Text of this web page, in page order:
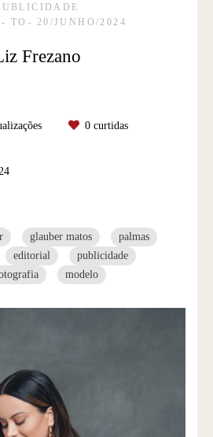
TO
20/JUNHO/2024
Frezano
0curtidas
glauber matos
palmas
editorial
publicidade
modelo